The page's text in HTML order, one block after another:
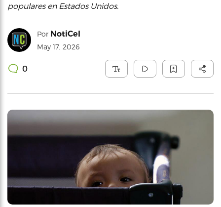
populares en Estados Unidos.
Por NotiCel
May 17, 2026
0